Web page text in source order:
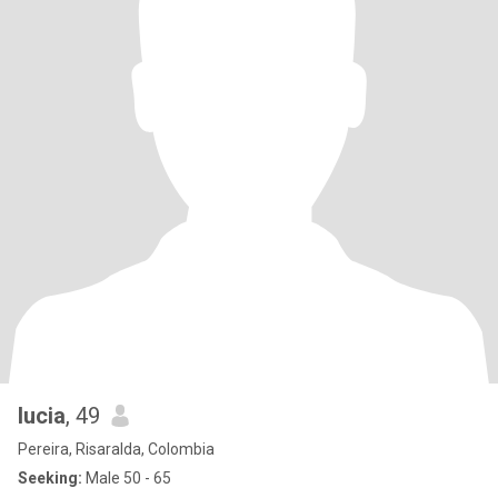
lucia, 49
Pereira, Risaralda, Colombia
Seeking: Male 50 - 65